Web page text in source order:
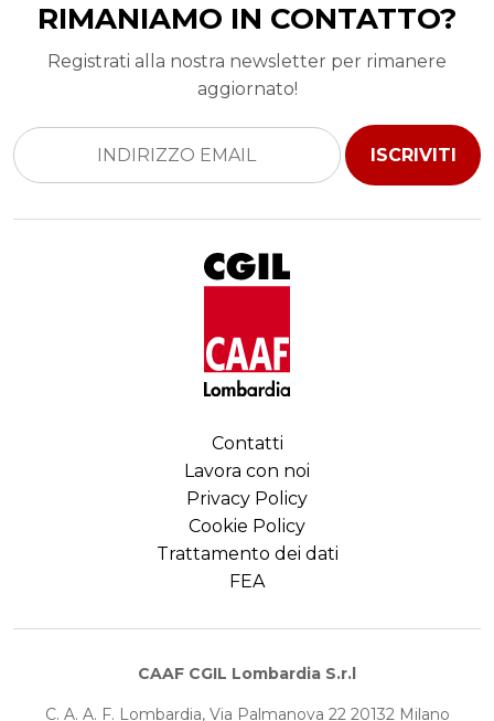
RIMANIAMO IN CONTATTO?
Registrati alla nostra newsletter per rimanere
aggiornato!
ISCRIVITI
Contatti
Lavora con noi
Privacy Policy
Cookie Policy
Trattamento dei dati
FEA
CAAF CGIL Lombardia S.r.l
C. A. A. F. Lombardia, Via Palmanova 22 20132 Milano